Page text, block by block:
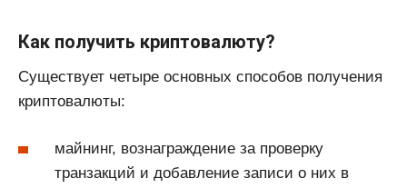
Как получить криптовалюту?
Существует четыре основных способов получения
криптовалюты:
майнинг, вознаграждение за проверку
транзакций и добавление записи о них в